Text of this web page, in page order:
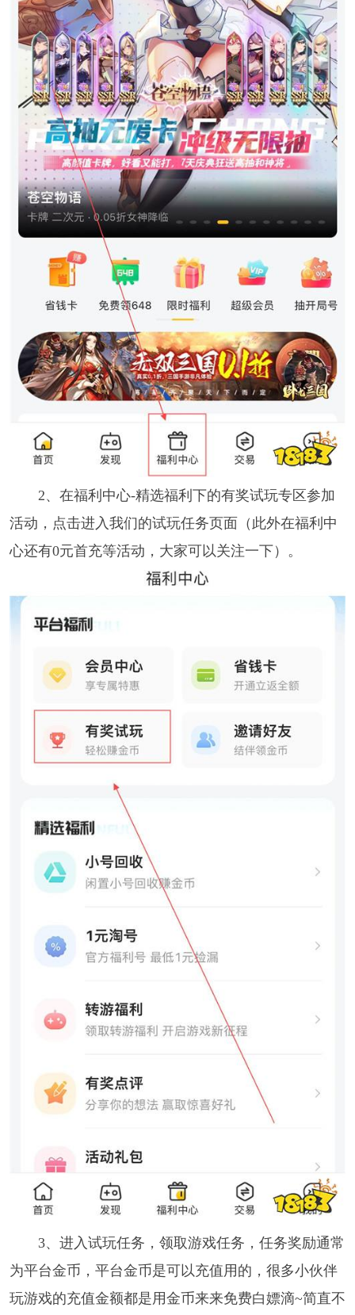
2、在福利中心-精选福利下的有奖试玩专区参加
活动，点击进入我们的试玩任务页面（此外在福利中
心还有0元首充等活动，大家可以关注一下）。
3、进入试玩任务，领取游戏任务，任务奖励通常
为平台金币，平台金币是可以充值用的，很多小伙伴
玩游戏的充值金额都是用金币来来免费白嫖滴~简直不